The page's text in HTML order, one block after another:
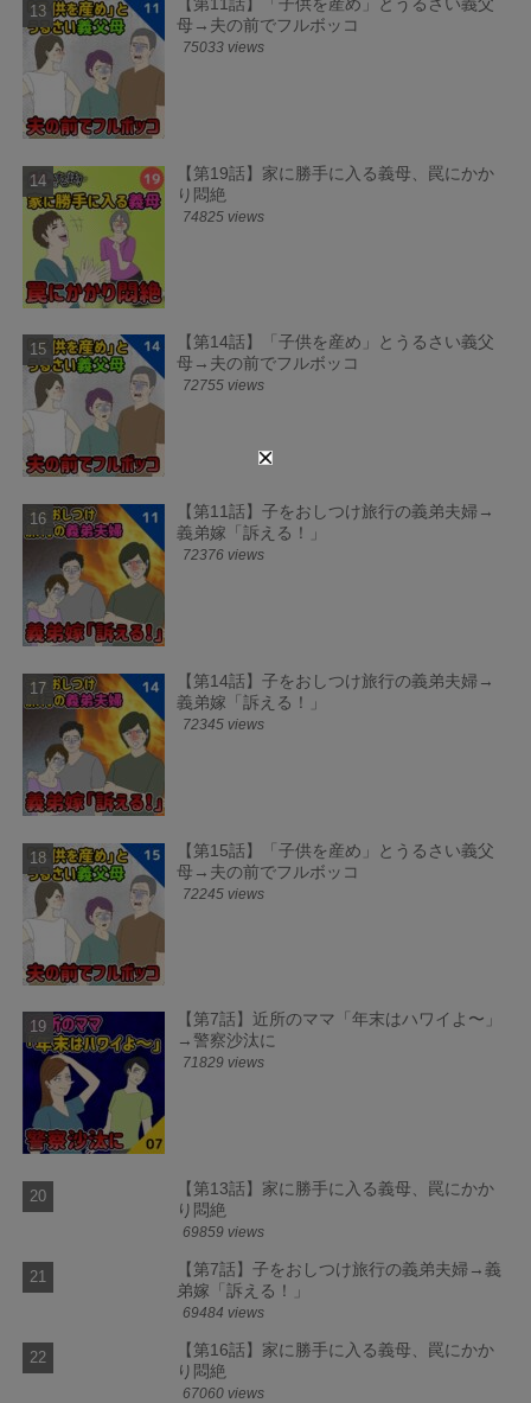
母→夫の前でフルボッコ
75033 views
【第19話】家に勝手に入る義母、罠にかか
り悶絶
74825 views
【第14話】「子供を産め」とうるさい義父
母→夫の前でフルボッコ
72755 views
【第11話】子をおしつけ旅行の義弟夫婦→
義弟嫁「訴える！」
72376 views
【第14話】子をおしつけ旅行の義弟夫婦→
義弟嫁「訴える！」
72345 views
【第15話】「子供を産め」とうるさい義父
母→夫の前でフルボッコ
72245 views
【第7話】近所のママ「年末はハワイよ〜」
→警察沙汰に
71829 views
【第13話】家に勝手に入る義母、罠にかか
り悶絶
69859 views
【第7話】子をおしつけ旅行の義弟夫婦→義
弟嫁「訴える！」
69484 views
【第16話】家に勝手に入る義母、罠にかか
り悶絶
67060 views